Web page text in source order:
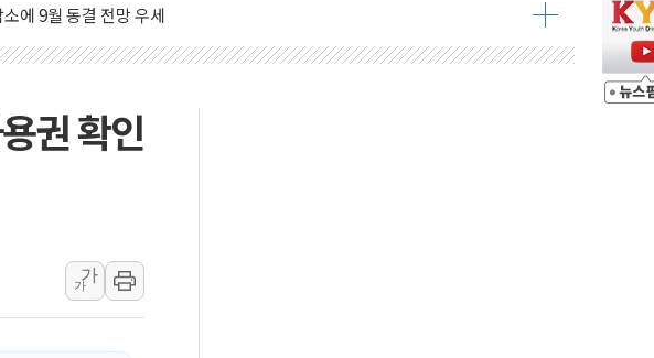
에 9월 동결 전망 우세
협정' 체결… 이스라엘·이란 위협에 맞설 자체 억지력 강화
단 명령…트럼프 제동
근 1주일 이상 '올스톱'… 美 해상봉쇄 영향
'쇼크'…9월 금리 인상 기대 후퇴
위협정 체결
권 확인
가
가